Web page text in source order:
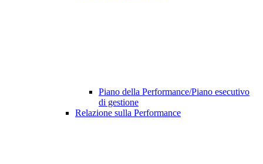
Piano della Performance/Piano esecutivo
di gestione
Relazione sulla Performance